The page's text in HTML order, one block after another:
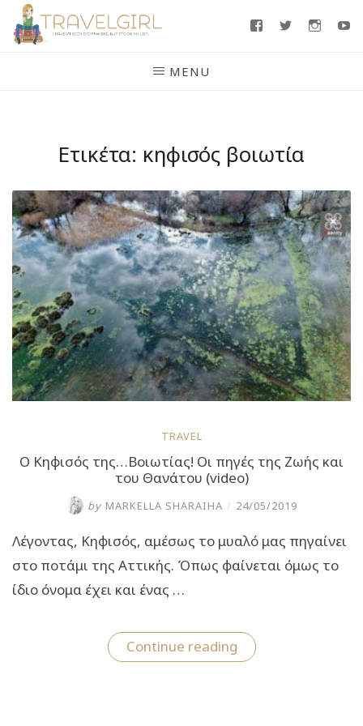
Skip
FacebookTwitter
MENU
Ετικέτα: κηφισός βοιωτία
TRAVEL
O Kηφισός της…Βοιωτίας! Οι πηγές της Ζωής και
του Θανάτου (video)
by MARKELLA SHARAIHA / 24/05/2019
Λέγοντας, Κηφισός, αμέσως το μυαλό μας πηγαίνει
στο ποτάμι της Αττικής. Όπως φαίνεται όμως το
ίδιο όνομα έχει και ένας …
Continue reading“O
Kηφισός